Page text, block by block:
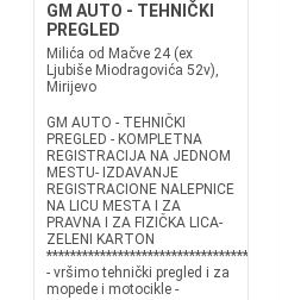
GM AUTO - TEHNIČKI
PREGLED
Milića od Mačve 24 (ex
Ljubiše Miodragovića 52v),
Mirijevo
GM AUTO - TEHNIČKI
PREGLED - KOMPLETNA
REGISTRACIJA NA JEDNOM
MESTU- IZDAVANJE
REGISTRACIONE NALEPNICE
NA LICU MESTA I ZA
PRAVNA I ZA FIZIČKA LICA-
ZELENI KARTON
***********************************
- vršimo tehnički pregled i za
mopede i motocikle -